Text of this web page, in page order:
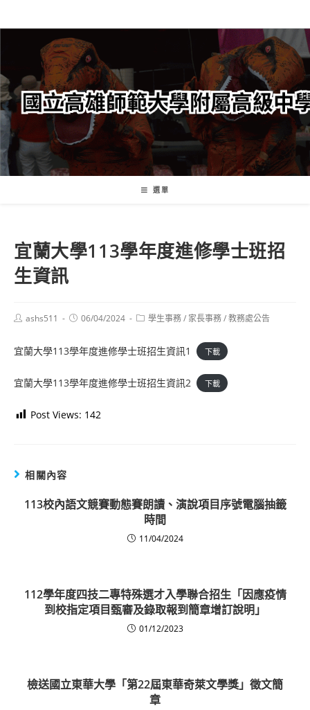
轉
要
內
容
選單
宜蘭大學113學年度進修學士班招
生資訊
Postashs511
Post06/04/2024
Post學生事務/ 家長事務/教務處公告
宜蘭大學113學年度進修學士班招生資訊1 下載
宜蘭大學113學年度進修學士班招生資訊2 下載
Post Views: 142
相關內容
113校內語文競賽動態賽朗讀、演說項目序號電腦抽籤
時間
11/04/2024
112學年度四技二專特殊選才入學聯合招生「因應疫情
到校指定項目甄審及錄取報到簡章增訂說明」
01/12/2023
檢送國立東華大學「第22屆東華奇萊文學獎」徵文簡
章